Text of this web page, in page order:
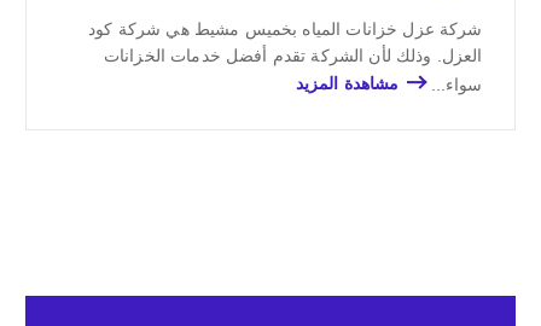
شركة عزل خزانات المياه بخميس مشيط هي شركة كود
العزل. وذلك لأن الشركة تقدم أفضل خدمات الخزانات
سواء...
مشاهدة المزيد